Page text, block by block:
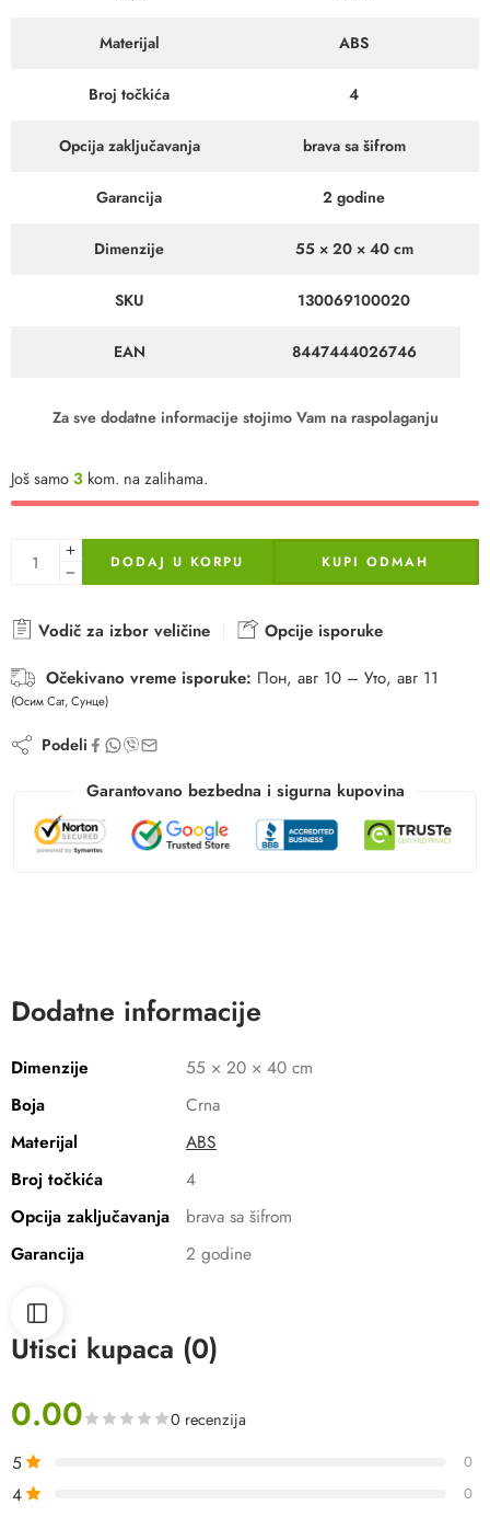
Materijal ABS
Broj točkića 4
Opcija zaključavanja brava sa šifrom
Garancija 2 godine
Dimenzije 55 × 20 × 40 cm
SKU 130069100020
EAN 8447444026746
Za sve dodatne informacije stojimo Vam na raspolaganju
Još samo3 kom. na zalihama.
DODAJ U KORPU KUPI ODMAH
Vodič za izbor veličine
Opcije isporuke
Očekivano vreme isporuke: Пон, авг 10 – Уто, авг 11
(Осим Сат, Сунце)
Podeli
Garantovano bezbedna i sigurna kupovina
Dodatne informacije
Dimenzije
55 × 20 × 40 cm
Boja
Crna
Materijal
ABS
Broj točkića
4
Opcija zaključavanja
brava sa šifrom
Garancija
2 godine
Utisci kupaca (0)
0.00 0 recenzija
5 0
4 0